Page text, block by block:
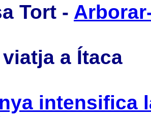
Tort -
a Ítaca
intensifica